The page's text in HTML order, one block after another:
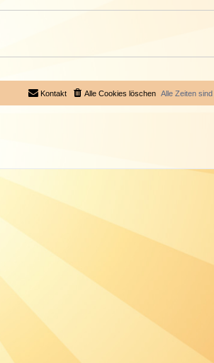
Alle Zeiten sind
Alle Cookies löschen
Kontakt